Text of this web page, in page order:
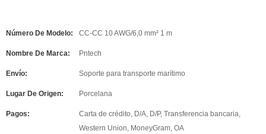
Número De Modelo: CC-CC 10 AWG/6,0 mm² 1 m
Nombre De Marca: Pntech
Envío: Soporte para transporte marítimo
Lugar De Origen: Porcelana
Pagos:
Carta de crédito, D/A, D/P, Transferencia bancaria,
Western Union, MoneyGram, OA